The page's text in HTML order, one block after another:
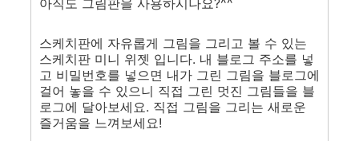
아직도 그림판을 사용하시나요?^^
스케치판에 자유롭게 그림을 그리고 볼 수 있는
스케치판 미니 위젯 입니다. 내 블로그 주소를 넣
고 비밀번호를 넣으면 내가 그린 그림을 블로그에
걸어 놓을 수 있으니 직접 그린 멋진 그림들을 블
로그에 달아보세요. 직접 그림을 그리는 새로운
즐거움을 느껴보세요!